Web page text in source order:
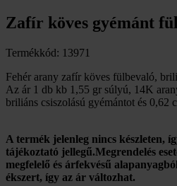
Zafír köves gyémánt
Termékkód: 13971
Fehér arany zafír köves fülbevaló,
Az ár 1 db kb 1,55 gr súlyú, 14K
briliáns csiszolású gyémántot és 0,62
A termék jelenleg nincs készleten,
tájékoztató jellegű.Megrendelés
megfelelő és árfekvésű
ékszert, így az ár változhat.